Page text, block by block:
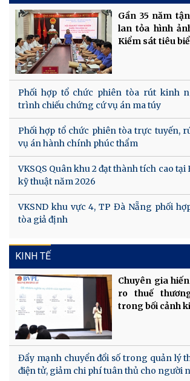
Gần 35 năm
lan tỏa hình
Kiểm sát tiêu
Phối hợp tổ chức phiên tòa rút kinh
trình chiếu chứng cứ vụ án ma túy
Phối hợp tổ chức phiên tòa trực tuyến,
vụ án hành chính phúc thẩm
VKSQS Quân khu 2 đạt thành tích cao tại
kỹ thuật năm 2026
VKSND khu vực 4, TP Đà Nẵng phối
tòa giả định
KINH TẾ
Chuyên gia
ro thuế
trong bối cảnh
Đẩy mạnh chuyển đổi số trong quản lý
điện tử, giảm chi phí tuân thủ cho người